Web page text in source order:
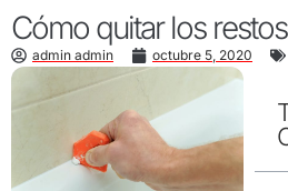
Cómo quitar los
admin admin octubre 5, 2020